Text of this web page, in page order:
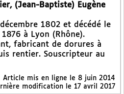
(Jean-Baptiste) Eugène
1802 et décédé le
à Lyon (Rhône).
fabricant de dorures à
rentier. Souscripteur au
Article mis en ligne le 8 juin 2014
modification le 17 avril 2017